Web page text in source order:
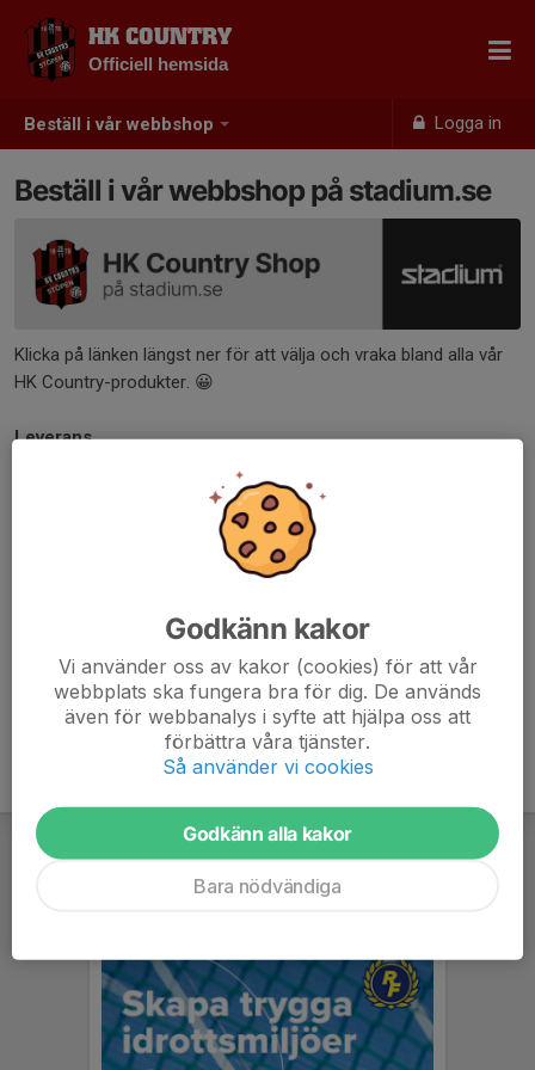
Beställ i vår webbshop Logga in
HK COUNTRY
Officiell hemsida
Beställ i vår webbshop på stadium.se
Klicka på länken längst ner för att välja och vraka bland alla vår
HK Country-produkter. 😀
Leverans
dagar till den ordinarie leveranstiden för att kunna förädla dina
produkter. Du kan välja mellan leverans hem, till valfritt Postnord-
ombud eller till Stadium-butik.
Sker via swish, faktura eller bankkort.
Länk till föreningsshop!
Godkänn kakor
Vi använder oss av kakor (cookies) för att vår
webbplats ska fungera bra för dig. De används
även för webbanalys i syfte att hjälpa oss att
förbättra våra tjänster.
Så använder vi cookies
Godkänn alla kakor
Bara nödvändiga